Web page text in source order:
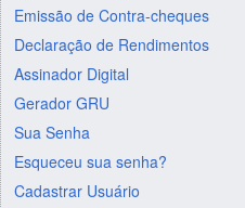
Emissão de Contra-cheques
Declaração de Rendimentos
Assinador Digital
Gerador GRU
Sua Senha
Esqueceu sua senha?
Cadastrar Usuário